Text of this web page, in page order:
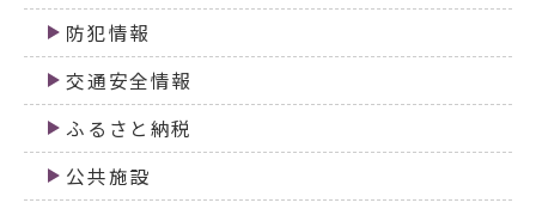
防犯情報
交通安全情報
ふるさと納税
公共施設